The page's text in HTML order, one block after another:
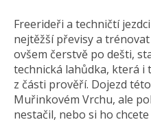
Freerideři a techničtí
nejtěžší převisy a
ovšem čerstvě po dešti,
technická lahůdka, která i
z části prověří. Dojezd
Muřinkovém Vrchu, ale
nestačil, nebo si ho